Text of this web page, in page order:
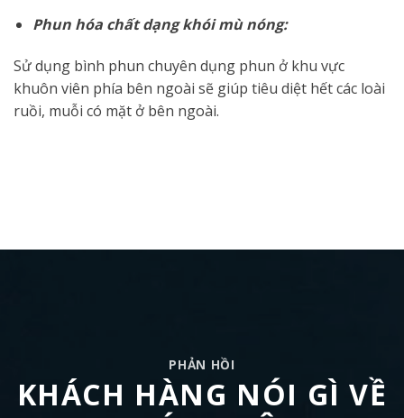
Phun hóa chất dạng khói mù nóng:
Sử dụng bình phun chuyên dụng phun ở khu vực
khuôn viên phía bên ngoài sẽ giúp tiêu diệt hết các loài
ruồi, muỗi có mặt ở bên ngoài.
PHẢN HỒI
KHÁCH HÀNG NÓI GÌ VỀ